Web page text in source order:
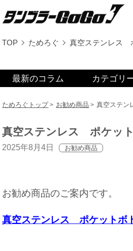
TOP ためろぐ 真空ステンレス
ためろぐトップ お勧め商品 真空ステン
真空ステンレス ポケッ
2025年8月4日 お勧め商品
お勧め商品のご案内です。
真空ステンレス ポケットボ
最新のコラム カテゴリ